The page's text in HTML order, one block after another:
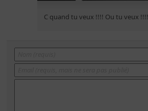
C quand tu veux !!!! Ou tu veux !!!!